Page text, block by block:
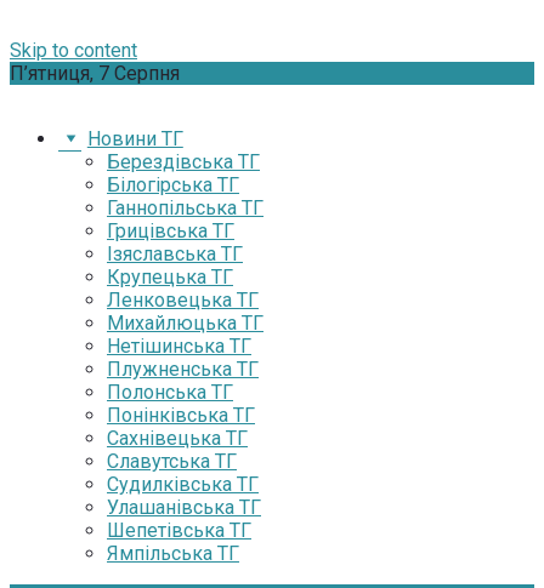
Skip to content
П’ятниця, 7 Серпня
Новини ТГ
Берездівська ТГ
Білогірська ТГ
Ганнопільська ТГ
Грицівська ТГ
Ізяславська ТГ
Крупецька ТГ
Ленковецька ТГ
Михайлюцька ТГ
Нетішинська ТГ
Плужненська ТГ
Полонська ТГ
Понінківська ТГ
Сахнівецька ТГ
Славутська ТГ
Судилківська ТГ
Улашанівська ТГ
Шепетівська ТГ
Ямпільська ТГ